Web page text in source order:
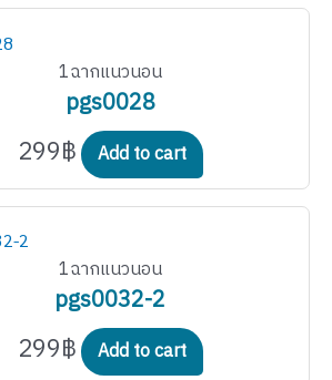
1ฉากแนวนอน
pgs0028
299฿ Add to cart
1ฉากแนวนอน
pgs0032-2
299฿ Add to cart